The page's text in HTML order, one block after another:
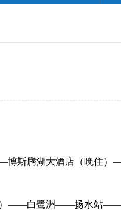
斯腾湖大酒店（晚住
——白鹭洲——扬水站——